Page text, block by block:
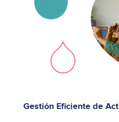
Gestión Eficiente de